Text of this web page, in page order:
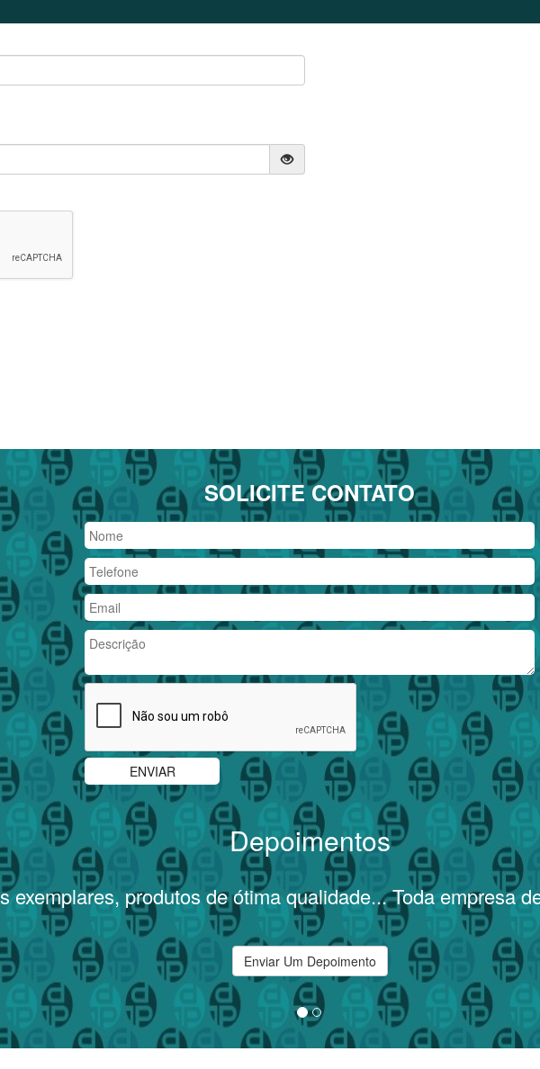
SOLICITE CONTATO
Depoimentos
produtos de ótima qualidade... Toda empresa
Enviar Um Depoimento